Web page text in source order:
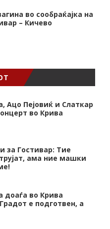
во сообраќајка на
– Кичево
Ацо Пејовиќ и Слаткар
во Крива
за Гостивар: Тие
ама ние машки
доаѓа во Крива
е подготвен, а